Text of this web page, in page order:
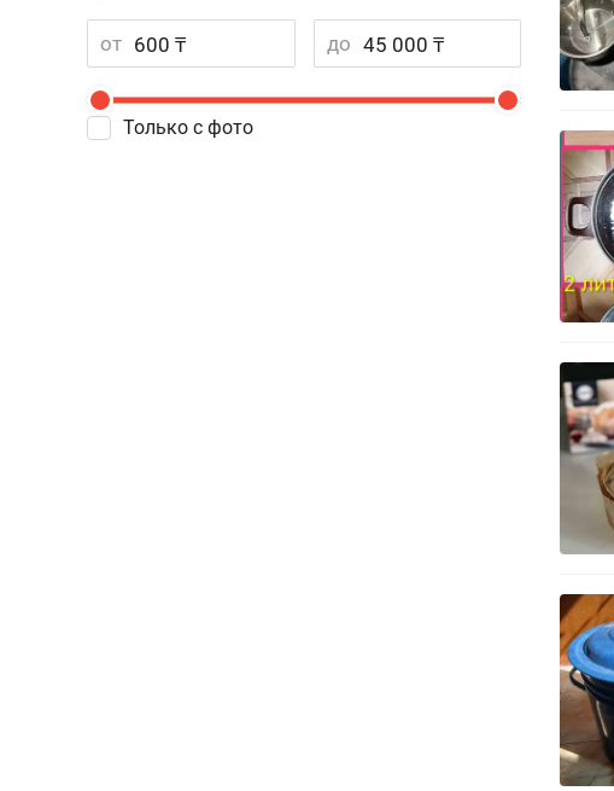
от до
Только с фото